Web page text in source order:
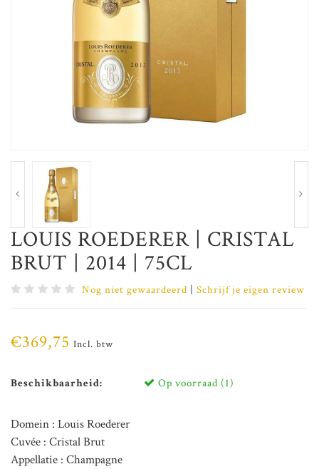
LOUIS ROEDERER | CRISTAL
BRUT | 2014 | 75CL
Nog niet gewaardeerd | Schrijf je eigen review
€369,75 Incl. btw
Beschikbaarheid: Op voorraad (1)
Domein : Louis Roederer
Cuvée : Cristal Brut
Appellatie : Champagne